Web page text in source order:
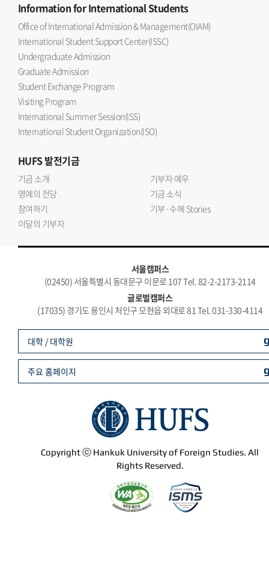
Informationfor International Students
Office of International Admission & Management(OIAM)
International Student Support Center(ISSC)
Undergraduate Admission
Graduate Admission
Student Exchange Program
Visiting Program
International Summer Session(ISS)
International Student Organization(ISO)
HUFS발전기금
기금 소개
기부자 예우
명예의 전당
기금 소식
참여하기
기부·수혜 Stories
이달의 기부자
서울캠퍼스
(02450) 서울특별시 동대문구 이문로 107 Tel. 82-2-2173-2114
글로벌캠퍼스
(17035) 경기도 용인시 처인구 모현읍 외대로 81 Tel. 031-330-4114
Copyright ⓒ Hankuk University of Foreign Studies. All
Rights Reserved.
대학 / 대학원
주요 홈페이지